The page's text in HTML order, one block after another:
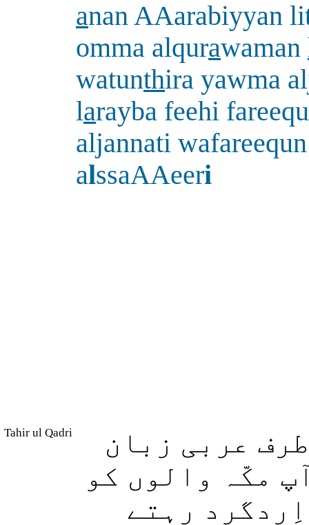
anan AAarabiyyan
omma alqurawaman
watunthira yawma
larayba feehi
aljannati
alssaAAeeri
Tahir ul Qadri
عربی زبان
مکّہ والوں کو
رہتے